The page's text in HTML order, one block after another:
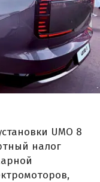
UMO 8
налог